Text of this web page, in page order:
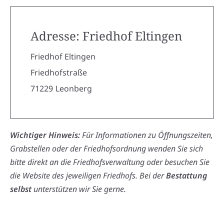
Adresse: Friedhof Eltingen
Friedhof Eltingen
Friedhofstraße
71229 Leonberg
Wichtiger Hinweis:Für Informationen zu Öffnungszeiten,
Grabstellen oder der Friedhofsordnung wenden Sie sich
bitte direkt an die Friedhofsverwaltung oder besuchen Sie
die Website des jeweiligen Friedhofs. Bei derBestattung
selbstunterstützen wir Sie gerne.